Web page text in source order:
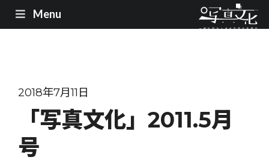
Menu
2018年7月11日
「写真文化」2011.5月
号